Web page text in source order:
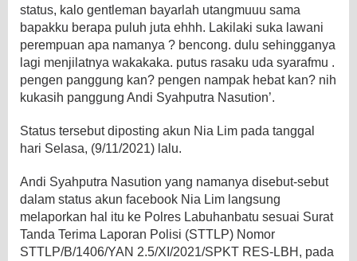
status, kalo gentleman bayarlah utangmuuu sama
bapakku berapa puluh juta ehhh. Lakilaki suka lawani
perempuan apa namanya ? bencong. dulu sehingganya
lagi menjilatnya wakakaka. putus rasaku uda syarafmu .
pengen panggung kan? pengen nampak hebat kan? nih
kukasih panggung Andi Syahputra Nasution’.
Status tersebut diposting akun Nia Lim pada tanggal
hari Selasa, (9/11/2021) lalu.
Andi Syahputra Nasution yang namanya disebut-sebut
dalam status akun facebook Nia Lim langsung
melaporkan hal itu ke Polres Labuhanbatu sesuai Surat
Tanda Terima Laporan Polisi (STTLP) Nomor
STTLP/B/1406/YAN 2.5/XI/2021/SPKT RES-LBH, pada